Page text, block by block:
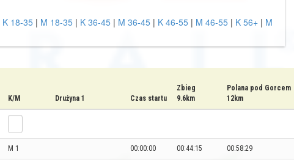
K 18-35 | M 18-35 | K 36-45 | M 36-45 | K 46-55 | M 46-55 | K 56+ | M
K/M Drużyna 1 Czas startu
Zbieg
9.6km
Polana pod Gorcem
12km
M 1 00:00:00 00:44:15 00:58:29